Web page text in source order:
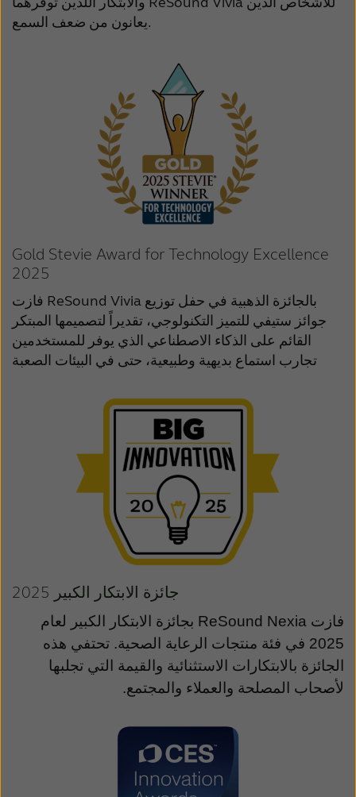
يعانون من ضعف السمع.
Gold Stevie Award for Technology Excellence
2025
فازت ReSound Vivia بالجائزة الذهبية في حفل توزيع
جوائز ستيفي للتميز التكنولوجي، تقديراً لتصميمها المبتكر
القائم على الذكاء الاصطناعي الذي يوفر للمستخدمين
تجارب استماع بديهية وطبيعية، حتى في البيئات الصعبة
جائزة الابتكار الكبير 2025
فازت ReSound Nexia بجائزة الابتكار الكبير لعام
2025 في فئة منتجات الرعاية الصحية. تحتفي هذه
الجائزة بالابتكارات الاستثنائية والقيمة التي تجلبها
لأصحاب المصلحة والعملاء والمجتمع.